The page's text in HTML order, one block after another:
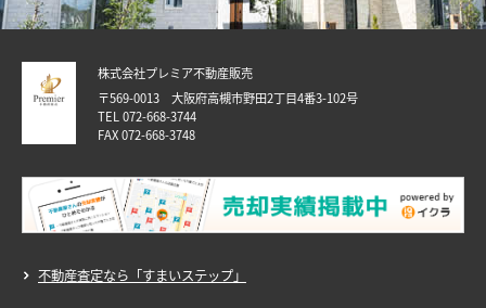
株式会社プレミア不動産販売
〒569-0013 大阪府高槻市野田2丁目4番3-102号
TEL 072-668-3744
FAX 072-668-3748
不動産査定なら「すまいステップ」